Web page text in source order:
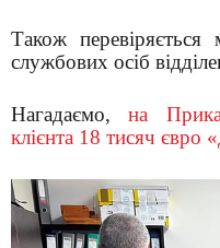
Також
службових осіб
Нагадаємо,на
клієнта 18 тисяч євро